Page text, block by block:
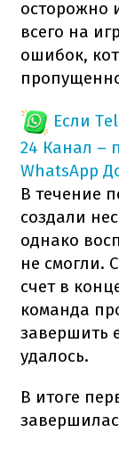
осторожно
всего на
ошибок,
Если
24 Канал –
WhatsApp
В течение
создали
однако
не смогли.
счет в
команда
завершить
удалось.
В итоге